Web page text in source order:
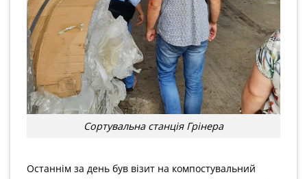
Сортувальна станція Грінера
Останнім за день був візит на компостувальний